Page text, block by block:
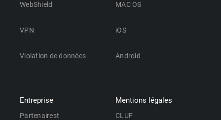
WebShield
VPN
Violation de données
MAC OS
iOS
Android
Entreprise
Partenairest
Mentions légales
CLUF